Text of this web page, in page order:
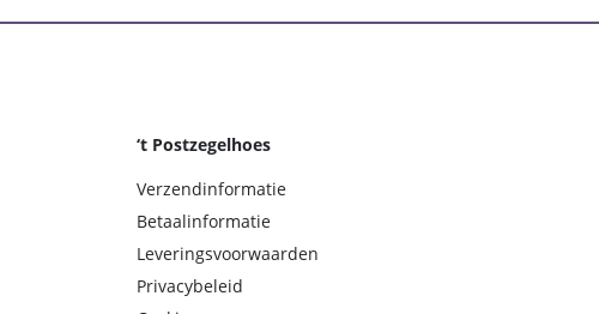
‘t Postzegelhoes
Verzendinformatie
Betaalinformatie
Leveringsvoorwaarden
Privacybeleid